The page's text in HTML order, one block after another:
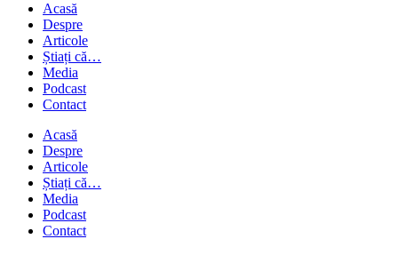
Acasă
Despre
Articole
Știați că…
Media
Podcast
Contact
Acasă
Despre
Articole
Știați că…
Media
Podcast
Contact